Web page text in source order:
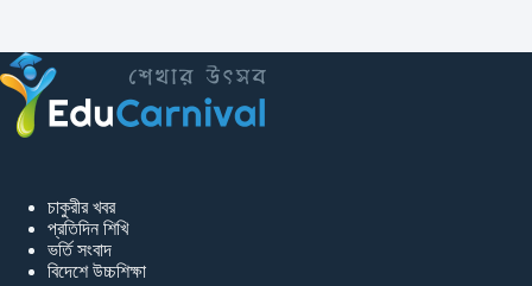
চাকুরীর খবর
প্রতিদিন শিখি
ভর্তি সংবাদ
বিদেশে উচ্চশিক্ষা